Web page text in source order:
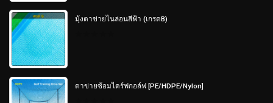
มุ้งตาข่ายไนล่อนสีฟ้า (เกรดB)
ตาข่ายซ้อมไดร์ฟกอล์ฟ [PE/HDPE/Nylon]